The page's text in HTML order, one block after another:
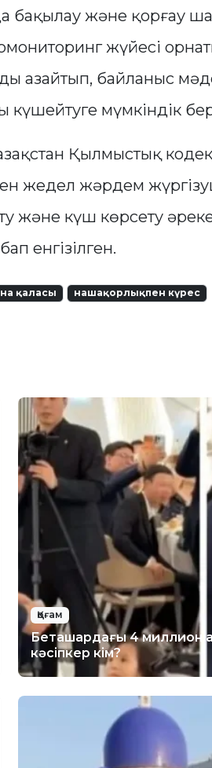
бақылау және қорғау
жүйесі
азайтып, байланыс
күшейтуге мүмкіндік
Қылмыстық
жедел жәрдем
және күш көрсету
енгізілген.
қаласы нашақорлықпен күрес
Қоғам
Беташардағы 4 миллион
кәсіпкер кім?